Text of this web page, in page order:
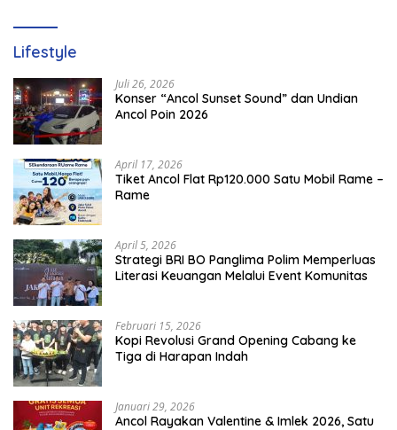
Lifestyle
Juli 26, 2026
Konser “Ancol Sunset Sound” dan Undian
Ancol Poin 2026
April 17, 2026
Tiket Ancol Flat Rp120.000 Satu Mobil Rame –
Rame
April 5, 2026
​Strategi BRI BO Panglima Polim Memperluas
Literasi Keuangan Melalui Event Komunitas
Februari 15, 2026
Kopi Revolusi Grand Opening Cabang ke
Tiga di Harapan Indah
Januari 29, 2026
Ancol Rayakan Valentine & Imlek 2026, Satu